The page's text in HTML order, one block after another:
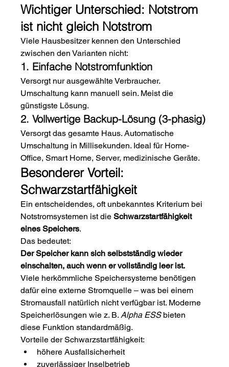
Wichtiger Unterschied: Notstrom
ist nicht gleich Notstrom
Viele Hausbesitzer kennen den Unterschied
zwischen den Varianten nicht:
1. Einfache Notstromfunktion
Versorgt nur ausgewählte Verbraucher.
Umschaltung kann manuell sein. Meist die
günstigste Lösung.
2. Vollwertige Backup-Lösung (3-phasig)
Versorgt das gesamte Haus. Automatische
Umschaltung in Millisekunden. Ideal für Home-
Office, Smart Home, Server, medizinische Geräte.
Besonderer Vorteil:
Schwarzstartfähigkeit
Ein entscheidendes, oft unbekanntes Kriterium bei
Notstromsystemen ist die Schwarzstartfähigkeit
eines Speichers.
Das bedeutet:
Der Speicher kann sich selbstständig wieder
einschalten, auch wenn er vollständig leer ist.
Viele herkömmliche Speichersysteme benötigen
dafür eine externe Stromquelle – was bei einem
Stromausfall natürlich nicht verfügbar ist. Moderne
Speicherlösungen wie z. B. Alpha ESS bieten
diese Funktion standardmäßig.
Vorteile der Schwarzstartfähigkeit:
höhere Ausfallsicherheit
zuverlässiger Inselbetrieb